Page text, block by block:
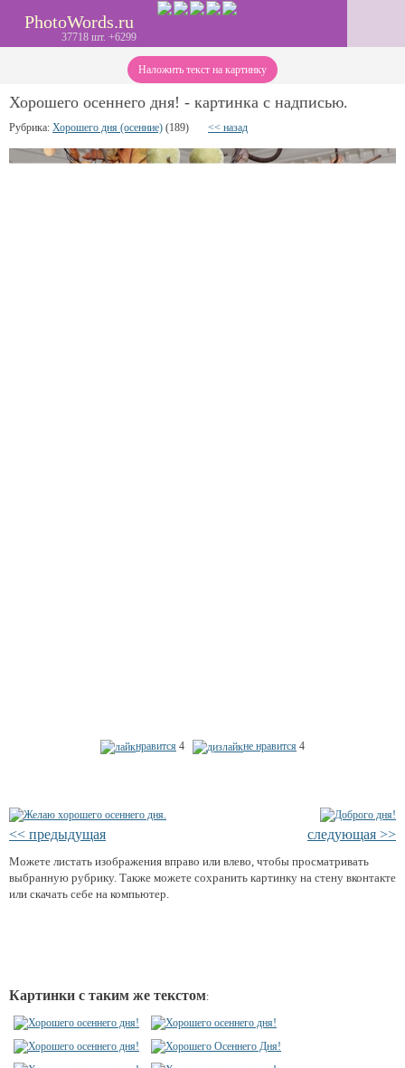
PhotoWords.ru
37718 шт. +6299
Наложить текст на картинку
Хорошего осеннего дня! - картинка с надписью.
Рубрика: Хорошего дня (осенние) (189) << назад
нравится 4 не нравится 4
<< предыдущая следующая >>
Можете листать изображения вправо или влево, чтобы просматривать
выбранную рубрику. Также можете сохранить картинку на стену вконтакте
или скачать себе на компьютер.
Картинки с таким же текстом: